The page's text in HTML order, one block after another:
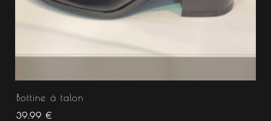
Bottine à talon
39.99 €